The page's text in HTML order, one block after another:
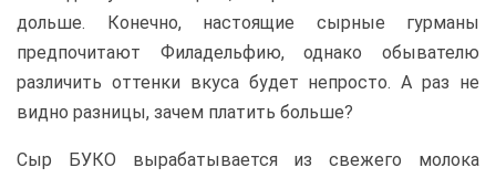
дольше. Конечно, настоящие сырные гурманы
предпочитают Филадельфию, однако обывателю
различить оттенки вкуса будет непросто. А раз не
видно разницы, зачем платить больше?
Сыр БУКО вырабатывается из свежего молока